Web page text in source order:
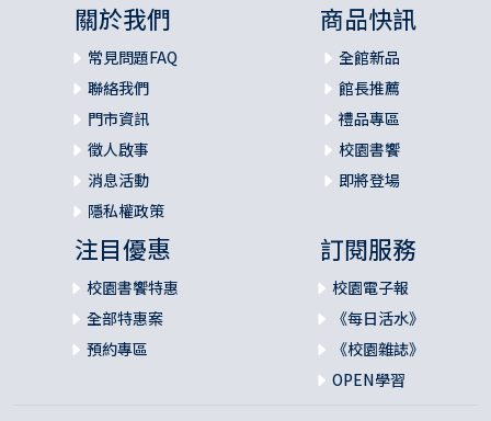
關於我們
常見問題FAQ
聯絡我們
門市資訊
徵人啟事
消息活動
隱私權政策
商品快訊
全館新品
館長推薦
禮品專區
校園書饗
即將登場
注目優惠
校園書饗特惠
全部特惠案
預約專區
訂閱服務
校園電子報
《每日活水》
《校園雜誌》
OPEN學習